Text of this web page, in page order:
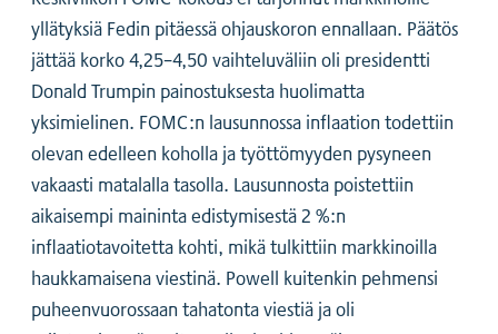
yllätyksiä Fedin pitäessä ohjauskoron ennallaan. Päätös
jättää korko 4,25–4,50 vaihteluväliin oli presidentti
Donald Trumpin painostuksesta huolimatta
yksimielinen. FOMC:n lausunnossa inflaation todettiin
olevan edelleen koholla ja työttömyyden pysyneen
vakaasti matalalla tasolla. Lausunnosta poistettiin
aikaisempi maininta edistymisestä 2 %:n
inflaatiotavoitetta kohti, mikä tulkittiin markkinoilla
haukkamaisena viestinä. Powell kuitenkin pehmensi
puheenvuorossaan tahatonta viestiä ja oli